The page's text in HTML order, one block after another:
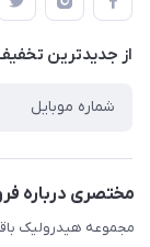
لیست محصولات
درباره ما
حریم خصوصی
راهنما
از جدید‌ترین
مختصری درباره